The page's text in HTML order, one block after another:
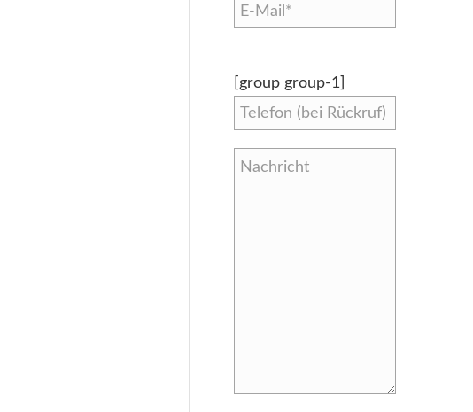
[group group-1]